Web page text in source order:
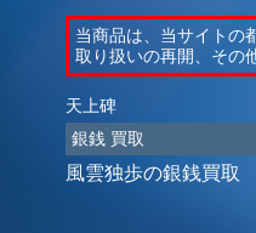
当商品は、当サイトの
取り扱いの再開、その
天上碑
銀銭 買取
風雲独歩の銀銭買取